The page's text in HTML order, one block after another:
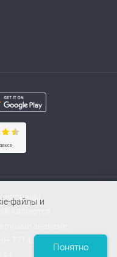
являются
7714854000 / ОГРН
файлы и
Понятно